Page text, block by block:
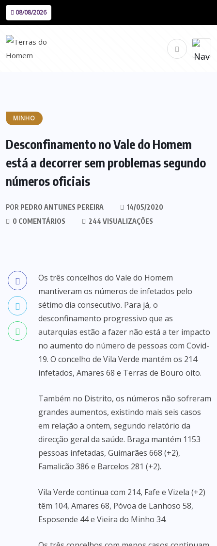
08/08/2026
MINHO
Desconfinamento no Vale do Homem
está a decorrer sem problemas segundo
números oficiais
POR PEDRO ANTUNES PEREIRA
14/05/2020
0 COMENTÁRIOS
244 VISUALIZAÇÕES
Os três concelhos do Vale do Homem
mantiveram os números de infetados pelo
sétimo dia consecutivo. Para já, o
desconfinamento progressivo que as
autarquias estão a fazer não está a ter impacto
no aumento do número de pessoas com Covid-
19. O concelho de Vila Verde mantém os 214
infetados, Amares 68 e Terras de Bouro oito.
Também no Distrito, os números não sofreram
grandes aumentos, existindo mais seis casos
em relação a ontem, segundo relatório da
direcção geral da saúde. Braga mantém 1153
pessoas infetadas, Guimarães 668 (+2),
Famalicão 386 e Barcelos 281 (+2).
Vila Verde continua com 214, Fafe e Vizela (+2)
têm 104, Amares 68, Póvoa de Lanhoso 58,
Esposende 44 e Vieira do Minho 34.